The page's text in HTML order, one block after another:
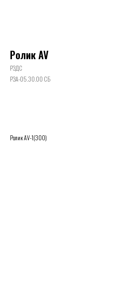
Ролик AV
РЗДС
РЗА-05.30.00 СБ
Ролик AV-1(300)